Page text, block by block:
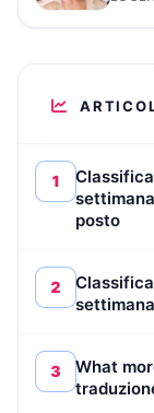
1
posto
2
3
What